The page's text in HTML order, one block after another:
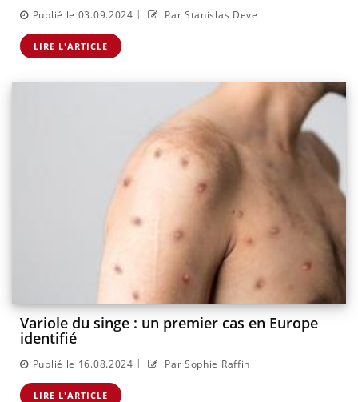
Publié le 03.09.2024 | Par Stanislas Deve
LIRE L'ARTICLE
Variole du singe : un premier cas en Europe
identifié
Publié le 16.08.2024 | Par Sophie Raffin
LIRE L'ARTICLE